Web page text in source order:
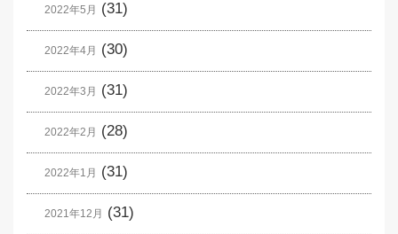
2022年5月 (31)
2022年4月 (30)
2022年3月 (31)
2022年2月 (28)
2022年1月 (31)
2021年12月 (31)